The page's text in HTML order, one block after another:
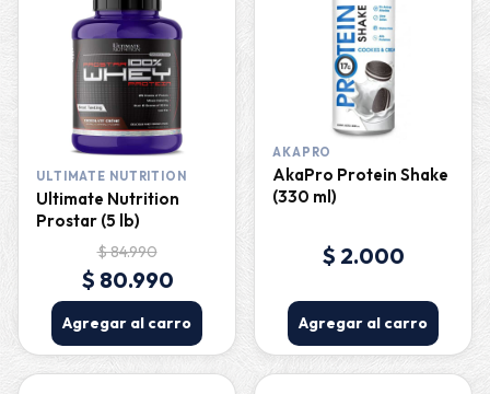
ULTIMATE NUTRITION
Ultimate Nutrition
Prostar (5 lb)
$ 84.990
$ 80.990
Agregar al carro
AKAPRO
AkaPro Protein Shake
(330 ml)
$ 2.000
Agregar al carro